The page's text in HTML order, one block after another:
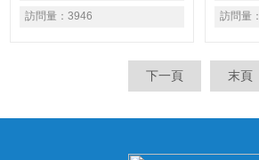
告、批量電子電器件等等相關
產品之耐高溫、耐低溫、耐濕
訪問量： 3946 訪問量：
下一頁 末頁